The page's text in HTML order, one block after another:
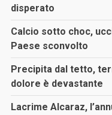
disperato
Calcio sotto choc,
Paese sconvolto
Precipita dal tetto,
dolore è devastante
Lacrime Alcaraz,